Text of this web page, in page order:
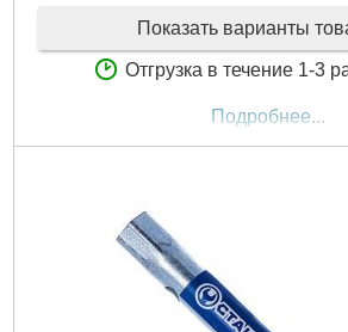
Показать варианты
Отгрузка в течение 1-3
Подробнее...